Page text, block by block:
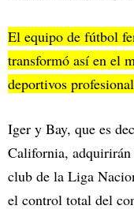
El equipo de fútbol
transformó así en el
deportivos
Iger y Bay, que es
California,
club de la Liga
el control total del